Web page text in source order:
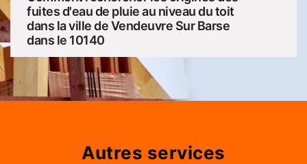
fuites d'eau de pluie au niveau du toit
dans la ville de Vendeuvre Sur Barse
dans le 10140
Autres services